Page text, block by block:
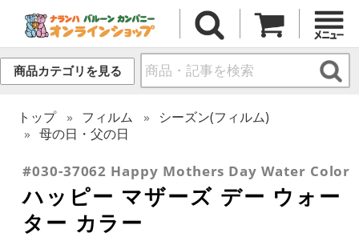
商品カテゴリを見る
トップ フィルム
シーズン(フィルム)
母の日・父の日
#030-37062 Happy Mothers Day Water Color
ハッピー マザーズ デー ウォー
ター カラー